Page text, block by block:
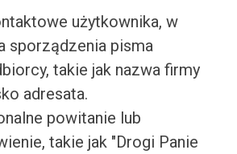
użytkownika, w
sporządzenia pisma
takie jak nazwa firmy
adresata.
powitanie lub
takie jak "Drogi Panie